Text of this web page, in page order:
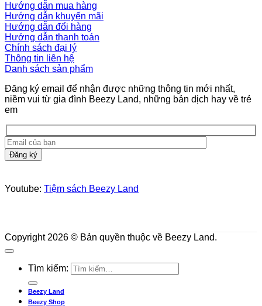
Hướng dẫn mua hàng
Hướng dẫn khuyến mãi
Hướng dẫn đổi hàng
Hướng dẫn thanh toán
Chính sách đại lý
Thông tin liên hệ
Danh sách sản phẩm
Đăng ký email để nhận được những thông tin mới nhất,
niềm vui từ gia đình Beezy Land, những bản dịch hay về trẻ
em
Youtube: Tiệm sách Beezy Land
Copyright 2026 © Bản quyền thuộc về Beezy Land.
Tìm kiếm:
Beezy Land
Beezy Shop